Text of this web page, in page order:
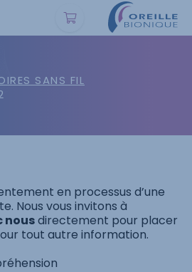
SANS FIL
en processus d’une
Nous vous invitons à
nousdirectement pour placer
tout autre information.